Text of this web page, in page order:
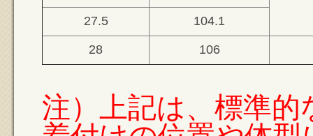
27.5 104.1
28 106
注）上記は、標準